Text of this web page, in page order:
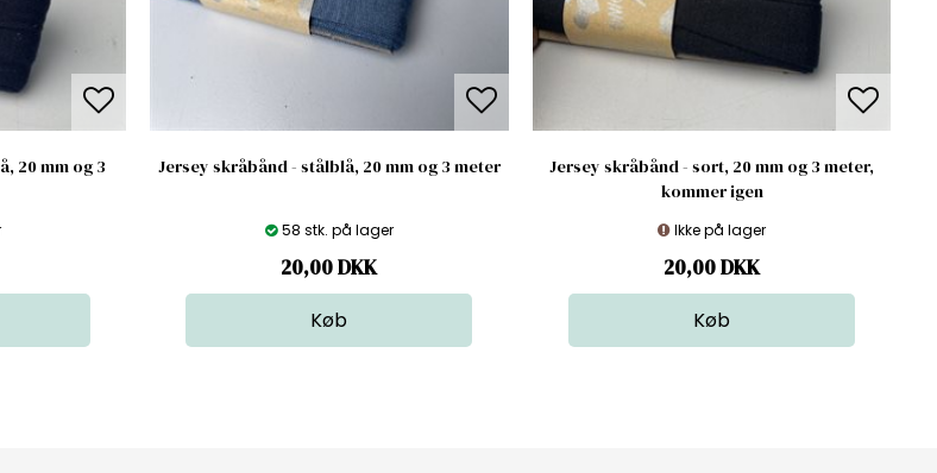
20 mm og 3
Jersey skråbånd - stålblå, 20 mm og 3 meter
58 stk. på lager
20,00DKK
Jersey skråbånd - sort, 20 mm og 3 meter,
kommer igen
Ikke på lager
20,00DKK